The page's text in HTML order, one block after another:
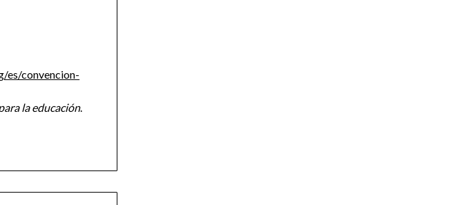
es/convencion-
la educación.